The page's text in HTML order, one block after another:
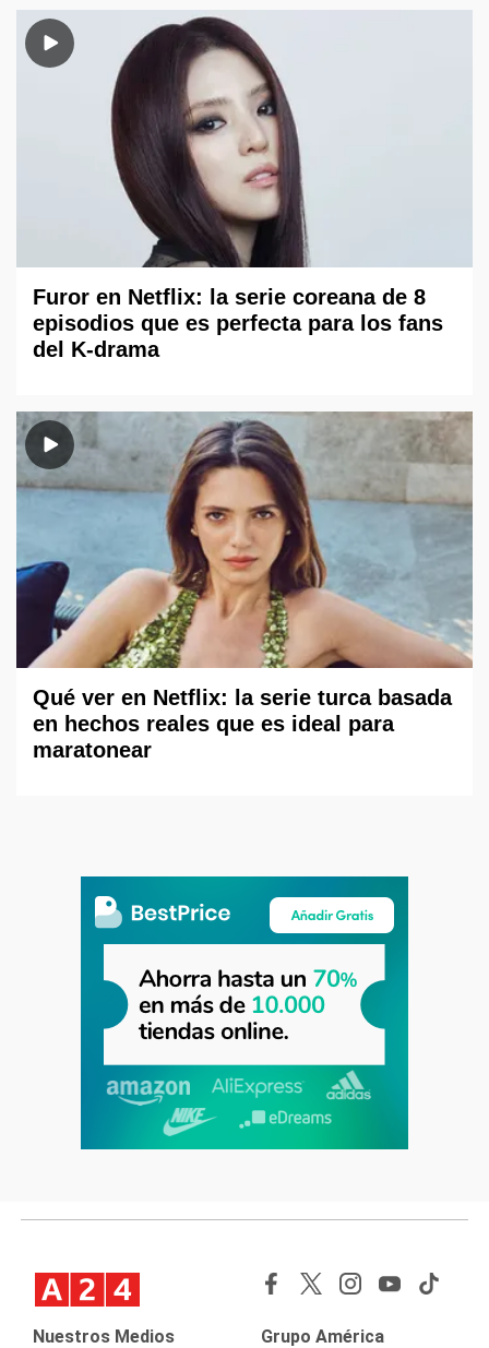
Furor en Netflix: la serie coreana de 8
episodios que es perfecta para los fans
del K-drama
Qué ver en Netflix: la serie turca basada
en hechos reales que es ideal para
maratonear
Nuestros Medios Grupo América